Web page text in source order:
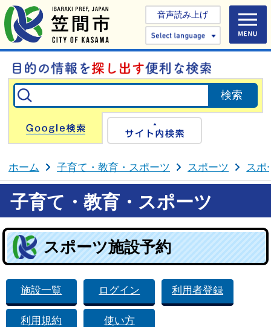
音声読み上げ
Select
Google検索
ホーム 子育て・教育・スポーツ スポーツ スポ
子育て・教育・スポーツ
スポーツ施設予約
施設一覧 ログイン 利用者登録
利用規約 使い方